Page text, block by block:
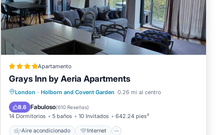
Apartamento
Grays Inn by Aeria Apartments
London · Holborn and Covent Garden 0.26 mi al centro
8.6 Fabuloso(610 Reseñas)
14 Dormitorios 5 baños 10 Invitados 642.24 pies²
Aire acondicionado Internet
Aire acondicionado
Internet
Apto para niños